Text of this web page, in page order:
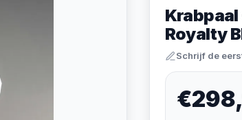
Krabpaal
Royalty
Schrijf de